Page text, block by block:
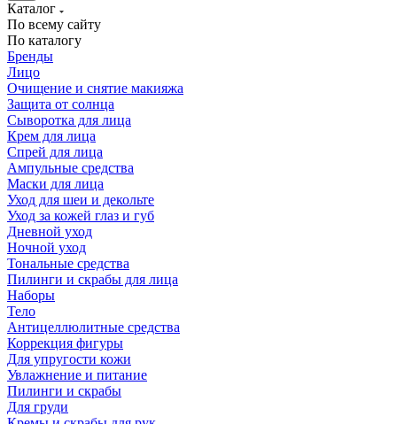
Каталог
По всему сайту
По каталогу
Бренды
Лицо
Очищение и снятие макияжа
Защита от солнца
Сыворотка для лица
Крем для лица
Спрей для лица
Ампульные средства
Маски для лица
Уход для шеи и декольте
Уход за кожей глаз и губ
Дневной уход
Ночной уход
Тональные средства
Пилинги и скрабы для лица
Наборы
Тело
Антицеллюлитные средства
Коррекция фигуры
Для упругости кожи
Увлажнение и питание
Пилинги и скрабы
Для груди